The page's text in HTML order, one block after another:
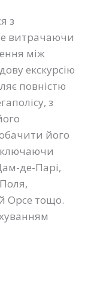
з
витрачаючи
між
екскурсію
повністю
з
його
де-Парі,
Орсе тощо.